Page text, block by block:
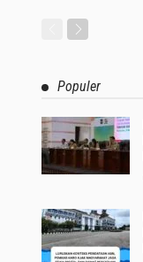
Populer